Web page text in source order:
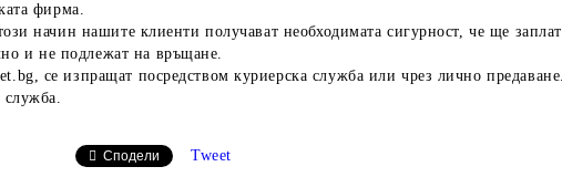
фирма.
начин нашите клиенти получават необходимата сигурност, че ще
и не подлежат на връщане.
се изпращат посредством куриерска служба или чрез лично
служба.
Сподели Tweet